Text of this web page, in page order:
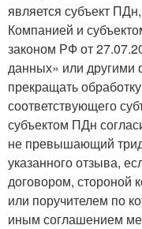
является субъект
Компанией и
законом РФ от
данных» или
прекращать
соответствующего
субъектом ПДн
не превышающий
указанного отзыва,
договором, стороной
или поручителем по
иным соглашением